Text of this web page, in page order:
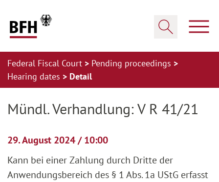
Federal Fiscal Court
Pending proceedings
Hearing dates
Detail
Mündl. Verhandlung: V R 41/21
29. August 2024 / 10:00
Kann bei einer Zahlung durch Dritte der
Anwendungsbereich des § 1 Abs. 1a UStG erfasst